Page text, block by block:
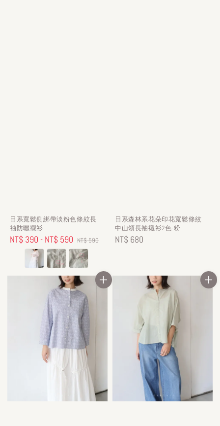
日系寬鬆側綁帶淡粉色條紋長
袖防曬襯衫
Sale
price
NT$ 390 - NT$ 590 Regular
price
NT$ 590
日系森林系花朵印花寬鬆條紋
中山領長袖襯衫2色-粉
Regular
NT$ 680